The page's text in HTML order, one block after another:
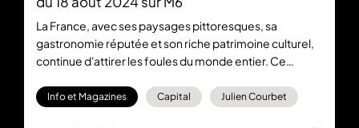
La France, avec ses paysages pittoresques, sa
gastronomie réputée et son riche patrimoine culturel,
continue d'attirer les foules du monde entier. Ce
épisode de Capital à 21:10 sur M6 sur la surpopulation
Info et Magazines Capital Julien Courbet